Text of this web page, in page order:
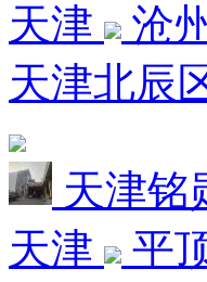
天津
沧州
天津北辰
天津铭
天津
平